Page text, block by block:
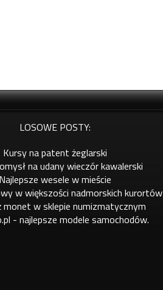
LOSOWE POSTY:
Kursy na patent żeglarski
na udany wieczór kawalerski
Najlepsze wesele w mieście
w większości nadmorskich kurortów
monet w sklepie numizmatycznym
- najlepsze modele samochodów.